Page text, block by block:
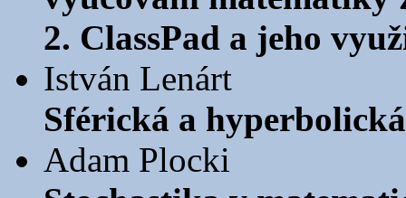
2. ClassPad a jeho
István Lenárt
Sférická a
Adam Plocki